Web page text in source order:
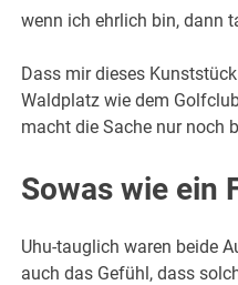
wenn ich ehrlich bin, dann
Dass mir dieses
Waldplatz wie dem
macht die Sache nur noch
Sowas wie ein
Uhu-tauglich waren beide
auch das Gefühl, dass